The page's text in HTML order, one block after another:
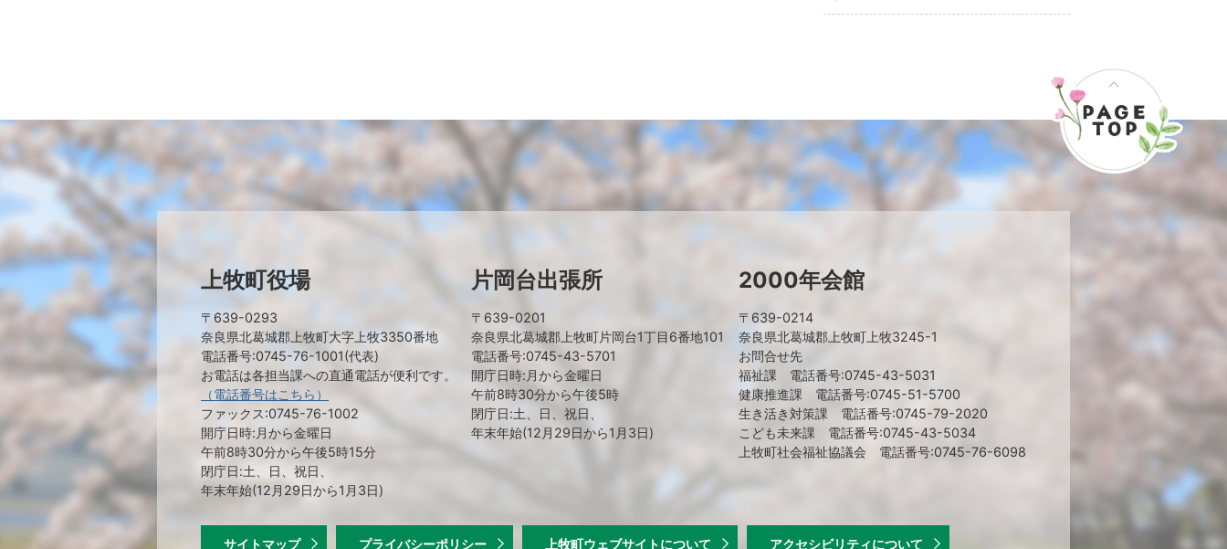
上牧町役場
〒639-0293
奈良県北葛城郡上牧町大字上牧3350番地
電話番号:0745-76-1001(代表)
お電話は各担当課への直通電話が便利です。
（電話番号はこちら）
ファックス:0745-76-1002
開庁日時:月から金曜日
午前8時30分から午後5時15分
閉庁日:土、日、祝日、
年末年始(12月29日から1月3日)
片岡台出張所
〒639-0201
奈良県北葛城郡上牧町片岡台1丁目6番地101
電話番号:0745-43-5701
開庁日時:月から金曜日
午前8時30分から午後5時
閉庁日:土、日、祝日、
年末年始(12月29日から1月3日)
2000年会館
〒639-0214
奈良県北葛城郡上牧町上牧3245-1
お問合せ先
福祉課 電話番号:0745-43-5031
健康推進課 電話番号:0745-51-5700
生き活き対策課 電話番号:0745-79-2020
こども未来課 電話番号:0745-43-5034
上牧町社会福祉協議会 電話番号:0745-76-6098
サイトマップ プライバシーポリシー 上牧町ウェブサイトについて アクセシビリティについて